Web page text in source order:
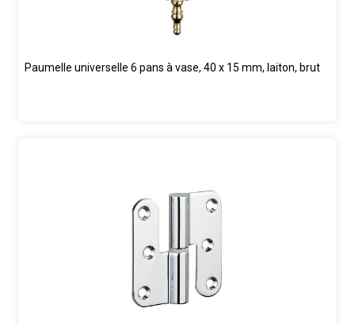
Paumelle universelle 6 pans à vase, 40 x 15 mm, laiton, brut